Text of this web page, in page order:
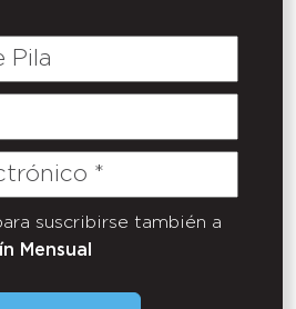
suscribirse también a
Mensual